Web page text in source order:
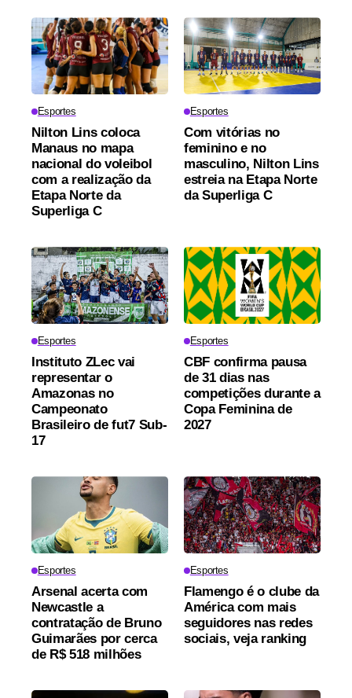
Esportes
Nilton Lins coloca
Manaus no mapa
nacional do voleibol
com a realização da
Etapa Norte da
Superliga C
Esportes
Com vitórias no
feminino e no
masculino, Nilton Lins
estreia na Etapa Norte
da Superliga C
Esportes
Instituto ZLec vai
representar o
Amazonas no
Campeonato
Brasileiro de fut7 Sub-
17
Esportes
CBF confirma pausa
de 31 dias nas
competições durante a
Copa Feminina de
2027
Esportes
Arsenal acerta com
Newcastle a
contratação de Bruno
Guimarães por cerca
de R$ 518 milhões
Esportes
Flamengo é o clube da
América com mais
seguidores nas redes
sociais, veja ranking